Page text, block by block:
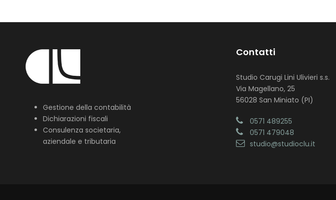
Gestione della contabilità
Dichiarazioni fiscali
Consulenza societaria,
aziendale e tributaria
Contatti
Studio Carugi Lini Ulivieri s.s.
Via Magellano, 25
56028 San Miniato (PI)
0571 489255
0571 479048
studio@studioclu.it